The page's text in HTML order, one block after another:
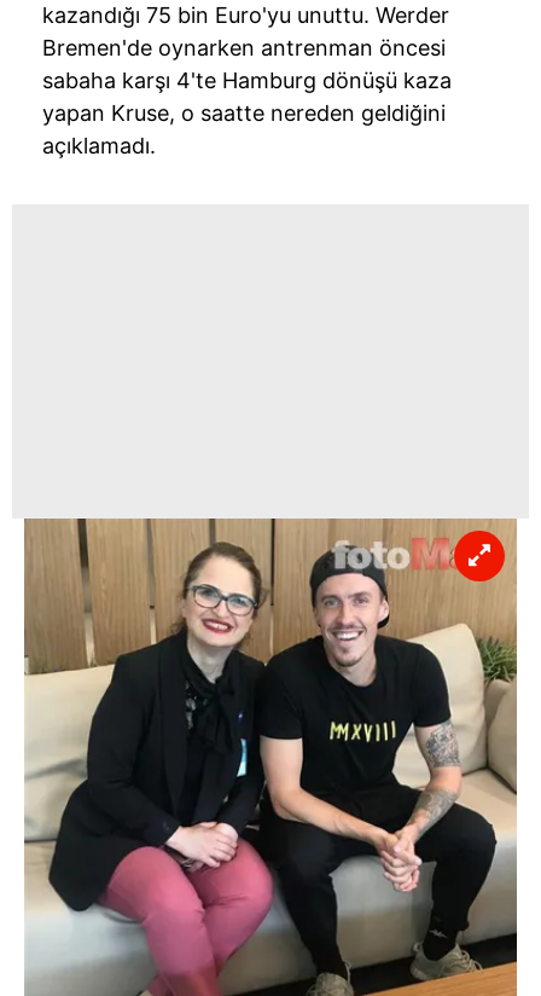
kazandığı 75 bin Euro'yu unuttu. Werder
Bremen'de oynarken antrenman öncesi
sabaha karşı 4'te Hamburg dönüşü kaza
yapan Kruse, o saatte nereden geldiğini
açıklamadı.